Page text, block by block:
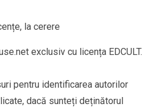
la cerere
exclusiv cu licența EDCULT.
pentru identificarea autorilor
dacă sunteți deținătorul